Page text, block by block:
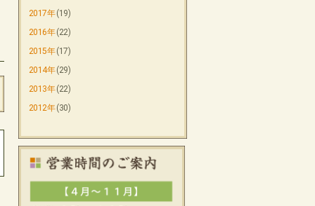
2017年(19)
2016年(22)
2015年(17)
2014年(29)
2013年(22)
2012年(30)